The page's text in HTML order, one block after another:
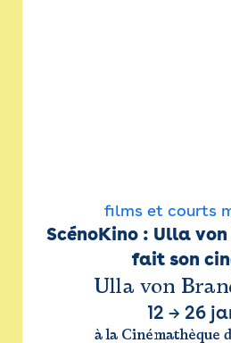
films et courts
ScénoKino : Ulla
fait son
Ulla von
12 → 26
à la Cinémathèque